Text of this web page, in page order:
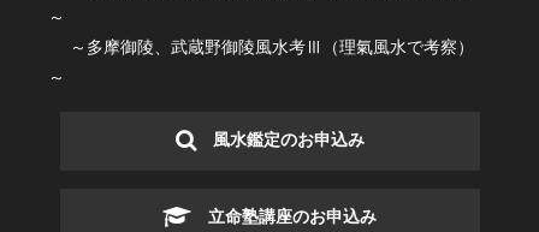
～
～多摩御陵、武蔵野御陵風水考Ⅲ（理氣風水で考察）
～
風水鑑定のお申込み
立命塾講座のお申込み